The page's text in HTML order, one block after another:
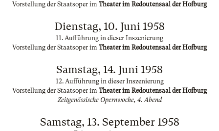
Vorstellung der Staatsoper im Theater im Redoutensaal der Hofburg
Dienstag, 10. Juni 1958
11. Aufführung in dieser Inszenierung
Vorstellung der Staatsoper im Theater im Redoutensaal der Hofburg
Samstag, 14. Juni 1958
12. Aufführung in dieser Inszenierung
Vorstellung der Staatsoper im Theater im Redoutensaal der Hofburg
Zeitgenössische Opernwoche, 4. Abend
Samstag, 13. September 1958